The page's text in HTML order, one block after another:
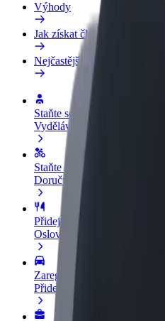
Výhody
Jak získat členství
Nejčastější otázky
Staňte se řidičem
Vydělávejte podle sebe
Staňte se kurýrem
Doručujte jídlo a dostávejte
Přidejte restauraci nebo
Oslovte více zákazníků a
Zaregistrujte se jako
Přidejte svou flotilu k Boltu